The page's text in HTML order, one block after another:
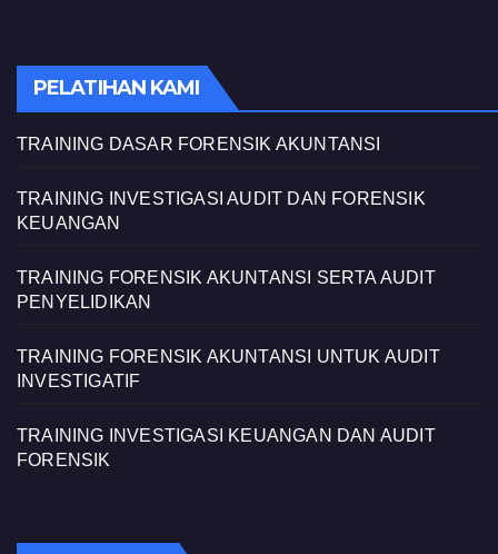
PELATIHAN KAMI
TRAINING DASAR FORENSIK AKUNTANSI
TRAINING INVESTIGASI AUDIT DAN FORENSIK
KEUANGAN
TRAINING FORENSIK AKUNTANSI SERTA AUDIT
PENYELIDIKAN
TRAINING FORENSIK AKUNTANSI UNTUK AUDIT
INVESTIGATIF
TRAINING INVESTIGASI KEUANGAN DAN AUDIT
FORENSIK